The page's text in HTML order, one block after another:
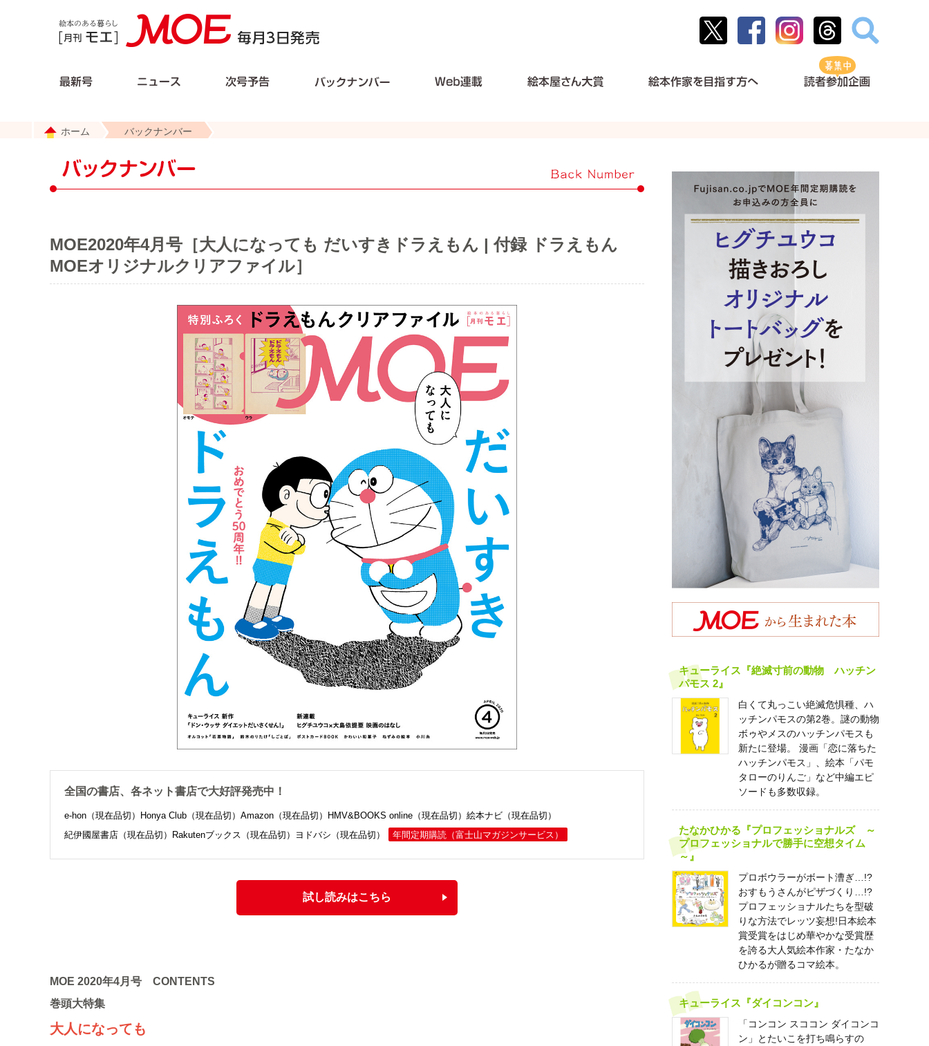
ホーム バックナンバー
MOE2020年4月号［大人になっても だいすきドラえもん | 付録 ドラえもん
MOEオリジナルクリアファイル］
全国の書店、各ネット書店で大好評発売中！
e-hon（現在品切） Honya Club（現在品切） Amazon（現在品切） HMV&BOOKS online（現在品切） 絵本ナビ（現在品切）
紀伊國屋書店（現在品切）
Rakutenブックス（現在品切） ヨドバシ（現在品切） 年間定期購読 （富士山マガジンサービス）
試し読みはこちら
MOE 2020年4月号 CONTENTS
巻頭大特集
大人になっても
キューライス『絶滅寸前の動物 ハッチン
パモス 2』
白くて丸っこい絶滅危惧種、ハ
ッチンパモスの第2巻。謎の動物
ボゥやメスのハッチンパモスも
新たに登場。 漫画「恋に落ちた
ハッチンパモス」、絵本「パモ
タローのりんご」など中編エピ
ソードも多数収録。
たなかひかる『プロフェッショナルズ ～
プロフェッショナルで勝手に空想タイム
～』
プロボウラーがボート漕ぎ…!?
おすもうさんがピザづくり…!?
プロフェッショナルたちを型破
りな方法でレッツ妄想!日本絵本
賞受賞をはじめ華やかな受賞歴
を誇る大人気絵本作家・たなか
ひかるが贈るコマ絵本。
キューライス『ダイコンコン』
「コンコン スココン ダイコンコ
ン」とたいこを打ち鳴らすの